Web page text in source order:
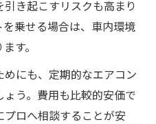
き起こすリスクも高まり
乗せる場合は、車内環境
す。
にも、定期的なエアコン
う。費用も比較的安価で
ロへ相談することが安